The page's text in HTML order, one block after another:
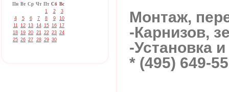
Пн Вт Ср Чт Пт Сб Вс
1
2
3
4
5 6 7 8 9
10
11 12 13 14 15 16 17
18 19 20 21 22 23 24
25 26 27 28 29 30
Монтаж,
-Карнизов,
-Установка
* (495) 649-